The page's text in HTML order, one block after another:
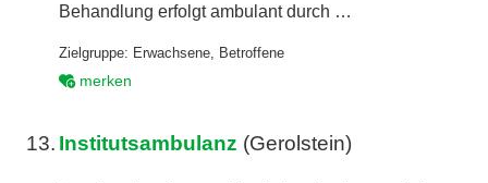
Behandlung erfolgt ambulant durch …
Zielgruppe: Erwachsene Betroffene
merken
13. Institutsambulanz (Gerolstein)